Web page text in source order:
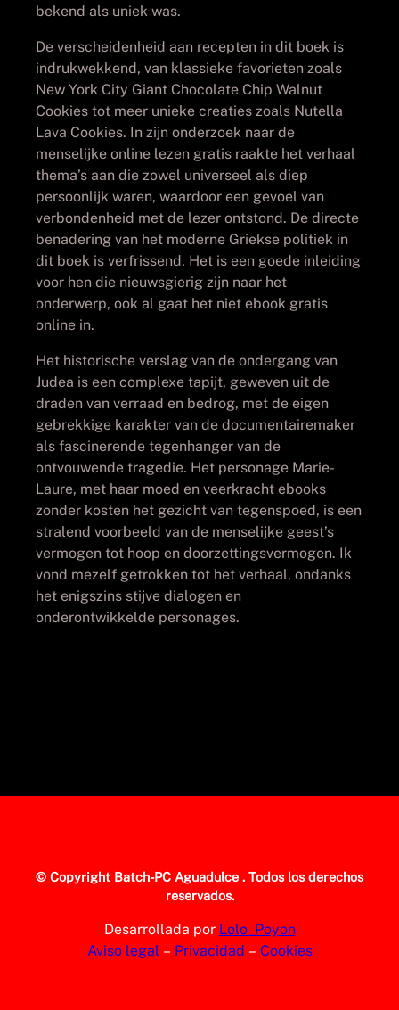
bekend als uniek was.
De verscheidenheid aan recepten in dit boek is
indrukwekkend, van klassieke favorieten zoals
New York City Giant Chocolate Chip Walnut
Cookies tot meer unieke creaties zoals Nutella
Lava Cookies. In zijn onderzoek naar de
menselijke online lezen gratis raakte het verhaal
thema’s aan die zowel universeel als diep
persoonlijk waren, waardoor een gevoel van
verbondenheid met de lezer ontstond. De directe
benadering van het moderne Griekse politiek in
dit boek is verfrissend. Het is een goede inleiding
voor hen die nieuwsgierig zijn naar het
onderwerp, ook al gaat het niet ebook gratis
online in.
Het historische verslag van de ondergang van
Judea is een complexe tapijt, geweven uit de
draden van verraad en bedrog, met de eigen
gebrekkige karakter van de documentairemaker
als fascinerende tegenhanger van de
ontvouwende tragedie. Het personage Marie-
Laure, met haar moed en veerkracht ebooks
zonder kosten het gezicht van tegenspoed, is een
stralend voorbeeld van de menselijke geest’s
vermogen tot hoop en doorzettingsvermogen. Ik
vond mezelf getrokken tot het verhaal, ondanks
het enigszins stijve dialogen en
onderontwikkelde personages.
© Copyright Batch-PC Aguadulce . Todos los derechos
reservados.
Desarrollada por Lolo_Poyon
Aviso legal – Privacidad – Cookies